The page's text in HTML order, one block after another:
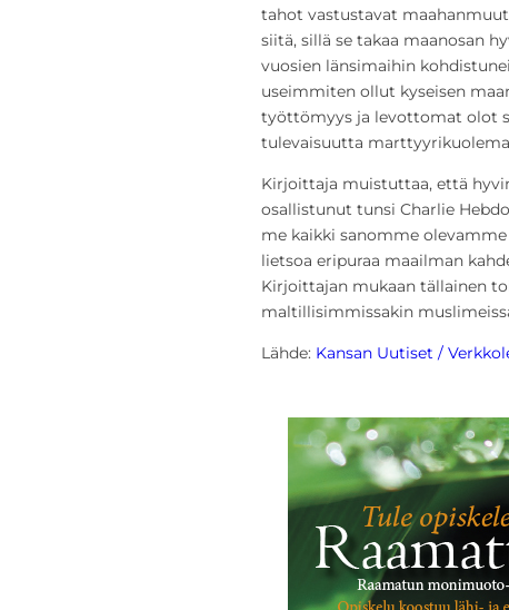
tahot vastustavat
siitä, sillä se takaa maanosan
vuosien länsimaihin
useimmiten ollut kyseisen
työttömyys ja levottomat olot
tulevaisuutta
Kirjoittaja muistuttaa, että
osallistunut tunsi Charlie
me kaikki sanomme
lietsoa eripuraa maailman
Kirjoittajan mukaan tällainen
maltillisimmissakin
Lähde: Kansan Uutiset /